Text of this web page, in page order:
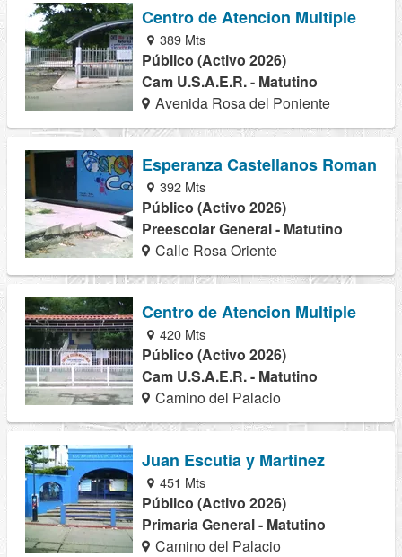
Centro de Atencion Multiple
389 Mts
Público (Activo 2026)
Cam U.S.A.E.R. - Matutino
Avenida Rosa del Poniente
Esperanza Castellanos Roman
392 Mts
Público (Activo 2026)
Preescolar General - Matutino
Calle Rosa Oriente
Centro de Atencion Multiple
420 Mts
Público (Activo 2026)
Cam U.S.A.E.R. - Matutino
Camino del Palacio
Juan Escutia y Martinez
451 Mts
Público (Activo 2026)
Primaria General - Matutino
Camino del Palacio